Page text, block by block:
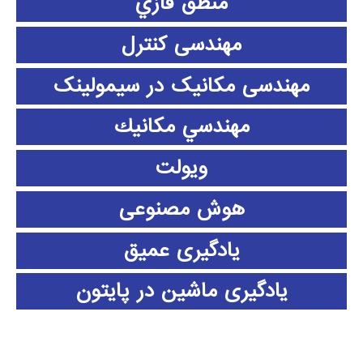
مهندسی کنترل
مهندسی مکانیک در سیمولینک
مهندسي مكانيك
ویولت
هوش مصنوعی
یادگیری عمیق
یادگیری ماشین در پایتون